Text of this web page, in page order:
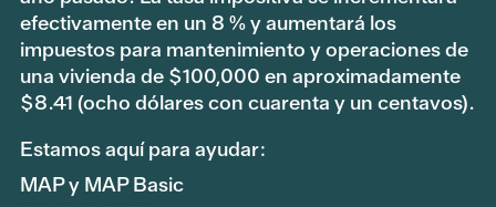
efectivamente en un 8 % y aumentará los
impuestos para mantenimiento y operaciones de
una vivienda de $100,000 en aproximadamente
$8.41 (ocho dólares con cuarenta y un centavos).
Estamos aquí para ayudar:
MAP y MAP Basic